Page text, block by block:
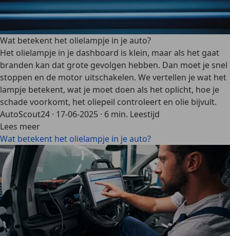
Wat betekent het olielampje in je auto?
Het olielampje in je dashboard is klein, maar als het gaat
branden kan dat grote gevolgen hebben. Dan moet je snel
stoppen en de motor uitschakelen. We vertellen je wat het
lampje betekent, wat je moet doen als het oplicht, hoe je
schade voorkomt, het oliepeil controleert en olie bijvult.
AutoScout24 · 17-06-2025 · 6 min. Leestijd
Lees meer
Wat betekent het olielampje in je auto?